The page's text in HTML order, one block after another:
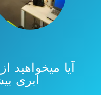
آیا میخواهید
ابری